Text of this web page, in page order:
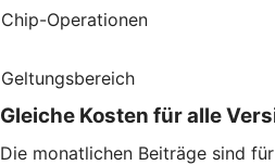
Chip-Operationen
Geltungsbereich
Gleiche Kosten für alle
Die monatlichen Beiträge sind